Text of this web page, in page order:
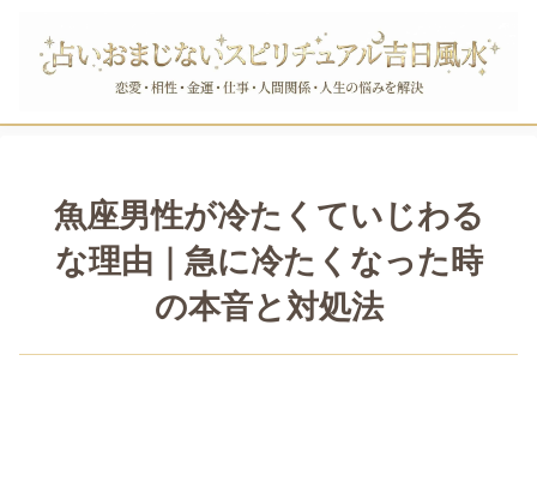
魚座男性が冷たくていじわる
な理由｜急に冷たくなった時
の本音と対処法